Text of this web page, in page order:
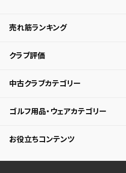
売れ筋ランキング
クラブ評価
中古クラブカテゴリー
ゴルフ用品・ウェアカテゴリー
お役立ちコンテンツ